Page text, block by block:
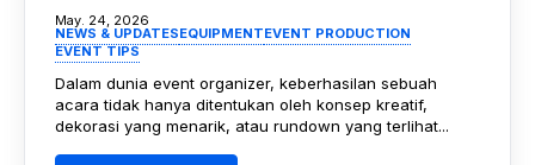
May. 24, 2026
NEWS & UPDATESEQUIPMENTEVENT PRODUCTION
EVENT TIPS
Dalam dunia event organizer, keberhasilan sebuah
acara tidak hanya ditentukan oleh konsep kreatif,
dekorasi yang menarik, atau rundown yang terlihat...